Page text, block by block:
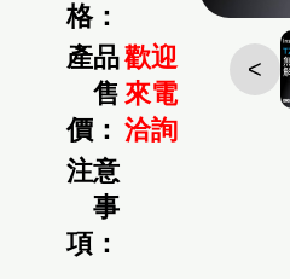
<
格：
產品
售
價：
歡迎
來電
洽詢
注意
事
項：